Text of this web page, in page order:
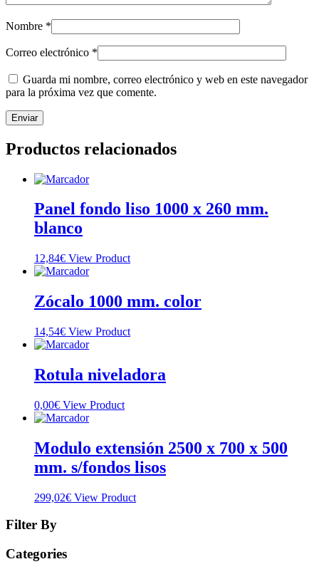
Nombre *
Correo electrónico *
Guarda mi nombre, correo electrónico y web en este navegador
para la próxima vez que comente.
Productos relacionados
Panel fondo liso 1000 x 260 mm.
blanco
12,84€ View Product
Zócalo 1000 mm. color
14,54€ View Product
Rotula niveladora
0,00€ View Product
Modulo extensión 2500 x 700 x 500
mm. s/fondos lisos
299,02€ View Product
Filter By
Categories